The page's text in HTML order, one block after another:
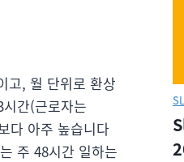
, 월 단위로 환상
간(근로자는
다 아주 높습니다
주 48시간 일하는